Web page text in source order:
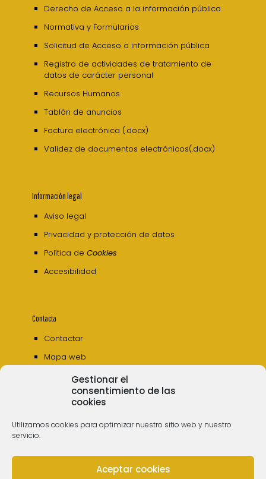
Gestionar el
consentimiento de las
cookies
Utilizamos cookies para optimizar nuestro sitio web y nuestro
servicio.
Aceptar cookies
Derecho de Acceso a la información pública
Normativa y Formularios
Solicitud de Acceso a información pública
Registro de actividades de tratamiento de
datos de carácter personal
Recursos Humanos
Tablón de anuncios
Factura electrónica (.docx)
Validez de documentos electrónicos(.docx)
Información legal
Aviso legal
Privacidad y protección de datos
Política de Cookies
Accesibilidad
Contacta
Contactar
Mapa web
© 2006 - 2023 Museos de Tenerife. Todos los